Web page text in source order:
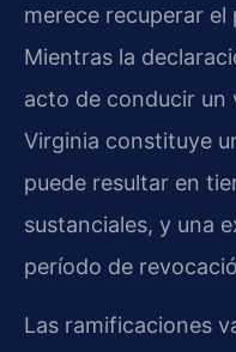
merece recuperar
Mientras la
acto de conducir un
Virginia constituye
puede resultar en
sustanciales, y una
período de
Las ramificaciones